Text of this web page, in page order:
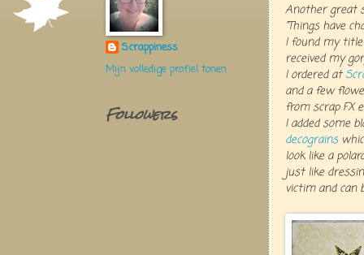
Another great
"Things have
I found my
received my
I ordered at
and a few
from scrap FX
I added some
decograins
look like a
just like
victim and can
Scrappiness
Mijn volledige profiel tonen
Followers